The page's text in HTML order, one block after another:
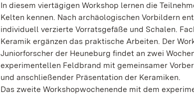
In diesem viertägigen Workshop lernen die
Kelten kennen. Nach archäologischen Vorbildern
individuell verzierte Vorratsgefäße und Schalen.
Keramik ergänzen das praktische Arbeiten. Der
Juniorforscher der Heuneburg findet an zwei
experimentellen Feldbrand mit gemeinsamer
und anschließender Präsentation der Keramiken.
Das zweite Workshopwochenende mit dem